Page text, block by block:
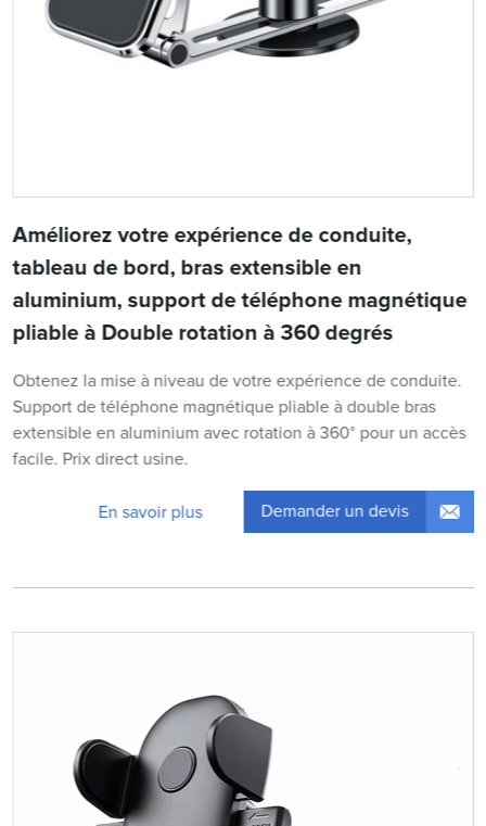
Améliorez votre expérience de conduite,
tableau de bord, bras extensible en
aluminium, support de téléphone magnétique
pliable à Double rotation à 360 degrés
Obtenez la mise à niveau de votre expérience de conduite.
Support de téléphone magnétique pliable à double bras
extensible en aluminium avec rotation à 360° pour un accès
facile. Prix ​​direct usine.
En savoir plus Demander un devis